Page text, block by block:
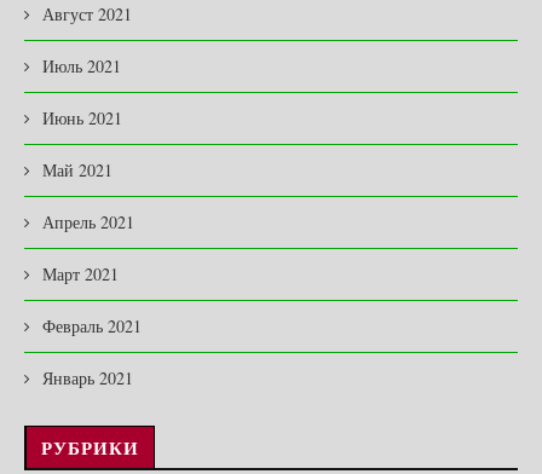
Август 2021
Июль 2021
Июнь 2021
Май 2021
Апрель 2021
Март 2021
Февраль 2021
Январь 2021
РУБРИКИ